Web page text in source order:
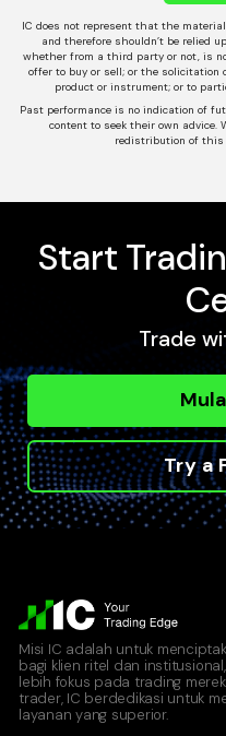
IC does not represent that the
and therefore shouldn’t be relied
whether from a third party or not, is
offer to buy or sell; or the solicitation
product or instrument; or to
Past performance is no indication of
content to seek their own advice.
redistribution of this
Start
Trade
Try a
Misi IC adalah untuk
bagi klien ritel dan
lebih fokus pada trading
trader, IC berdedikasi untuk
layanan yang superior.